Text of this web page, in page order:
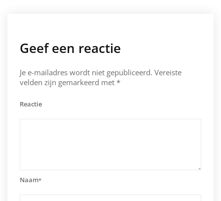
Geef een reactie
Je e-mailadres wordt niet gepubliceerd. Vereiste
velden zijn gemarkeerd met *
Reactie
Naam*